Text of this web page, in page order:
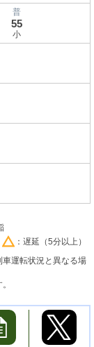
普
55
小
：遅延（5分以上）
運転状況と異なる場